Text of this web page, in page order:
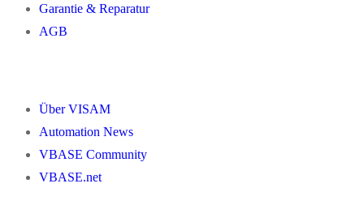
Garantie & Reparatur
AGB
Über VISAM
Automation News
VBASE Community
VBASE.net